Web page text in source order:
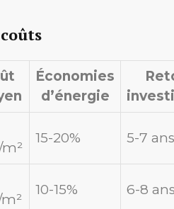
Économies
d’énergie
15-20% 5-7 ans
10-15% 6-8